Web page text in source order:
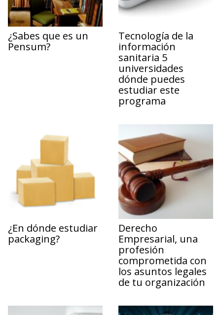
¿Sabes que es un
Pensum?
Tecnología de la
información
sanitaria 5
universidades
dónde puedes
estudiar este
programa
¿En dónde estudiar
packaging?
Derecho
Empresarial, una
profesión
comprometida con
los asuntos legales
de tu organización